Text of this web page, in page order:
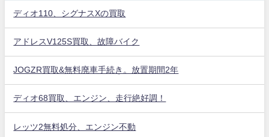
ディオ110、シグナスXの買取
アドレスV125S買取、故障バイク
JOGZR買取&無料廃車手続き。放置期間2年
ディオ68買取、エンジン、走行絶好調！
レッツ2無料処分、エンジン不動